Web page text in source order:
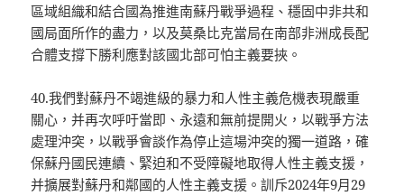
區域組織和結合國為推進南蘇丹戰爭過程、穩固中非共和
國局面所作的盡力，以及莫桑比克當局在南部非洲成長配
合體支撐下勝利應對該國北部可怕主義要挾。
40.我們對蘇丹不竭進級的暴力和人性主義危機表現嚴重
關心，并再次呼吁當即、永遠和無前提開火，以戰爭方法
處理沖突，以戰爭會談作為停止這場沖突的獨一道路，確
保蘇丹國民連續、緊迫和不受障礙地取得人性主義支援，
并擴展對蘇丹和鄰國的人性主義支援。訓斥2024年9月29